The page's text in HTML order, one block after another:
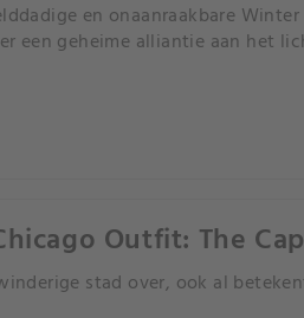
en onaanraakbare
een geheime alliantie aan het
Outfit: The
stad over, ook al